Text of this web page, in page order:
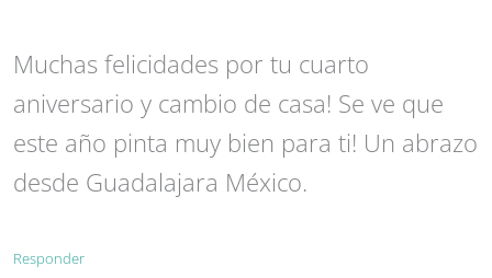
Muchas felicidades por tu cuarto
aniversario y cambio de casa! Se ve que
este año pinta muy bien para ti! Un abrazo
desde Guadalajara México.
Responder